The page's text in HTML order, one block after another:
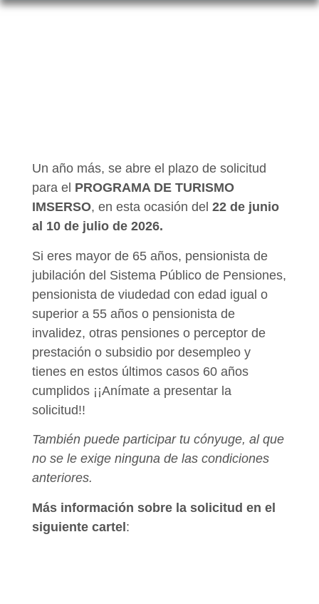
Un año más, se abre el plazo de solicitud
para el PROGRAMA DE TURISMO
IMSERSO, en esta ocasión del 22 de junio
al 10 de julio de 2026.
Si eres mayor de 65 años, pensionista de
jubilación del Sistema Público de Pensiones,
pensionista de viudedad con edad igual o
superior a 55 años o pensionista de
invalidez, otras pensiones o perceptor de
prestación o subsidio por desempleo y
tienes en estos últimos casos 60 años
cumplidos ¡¡Anímate a presentar la
solicitud!!
También puede participar tu cónyuge, al que
no se le exige ninguna de las condiciones
anteriores.
Más información sobre la solicitud en el
siguiente cartel: